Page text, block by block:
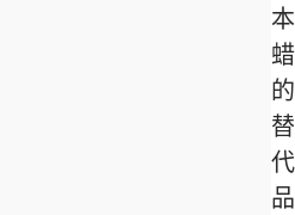
本
蜡
的
替
代